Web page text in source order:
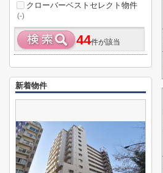
クローバーベストセレクト物件
(-)
44件が該当
新着物件